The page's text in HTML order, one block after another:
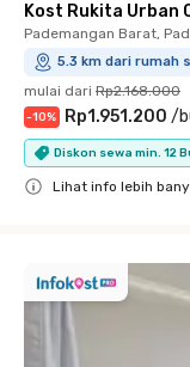
Kost Rukita Urban
Pademangan Barat,
5.3 km dari rumah
mulai dari Rp2.168.000
-10% Rp1.951.200 /
Diskon sewa min. 12
Lihat info lebih